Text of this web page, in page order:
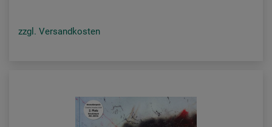
zzgl. Versandkosten